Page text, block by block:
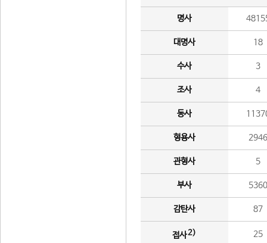
명사
대명사 18
수사 3
조사 4
동사
형용사 2946
관형사 5
부사 5360
감탄사 87
접사2) 25